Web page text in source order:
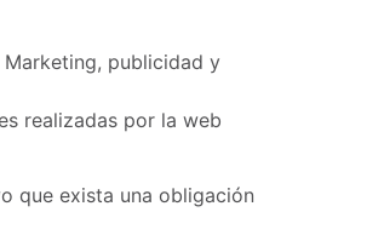
Marketing, publicidad y
realizadas por la web
que exista una obligación